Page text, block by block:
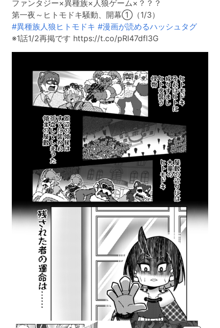
ファンタジー×異種族×人狼ゲーム×？？？
第一夜～ヒトモドキ騒動、開幕①（1/3）
#異種族人狼ヒトモドキ #漫画が読めるハッシュタグ
※1話1/2再掲です https://t.co/pRI47dfl3G